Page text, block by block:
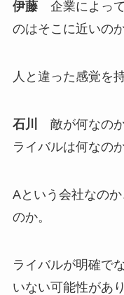
伊藤企業によって
のはそこに近いの
人と違った感覚を
石川
敵が何なの
ライバルは何なの
Aという会社なの
のか。
ライバルが明確で
いない可能性があり